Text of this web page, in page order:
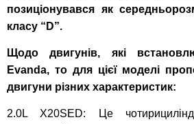
позиціонувався як
класу “D”.
Щодо двигунів, які
Evanda, то для цієї моделі
двигуни різних характеристик:
2.0L X20SED: Це